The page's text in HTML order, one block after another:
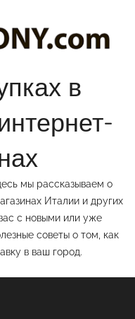
в
мы рассказываем о
Италии и других
с новыми или уже
советы о том, как
в ваш город.